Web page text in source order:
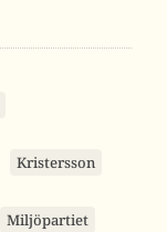
Kristersson
Miljöpartiet